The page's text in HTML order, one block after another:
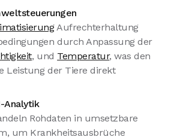
Aufrechterhaltung
durch Anpassung der
, und Temperatur, was den
Leistung der Tiere direkt
Analytik
Rohdaten in umsetzbare
um Krankheitsausbrüche